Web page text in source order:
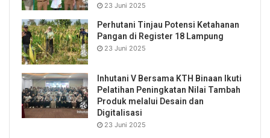
23 Juni 2025
Perhutani Tinjau Potensi Ketahanan
Pangan di Register 18 Lampung
23 Juni 2025
Inhutani V Bersama KTH Binaan Ikuti
Pelatihan Peningkatan Nilai Tambah
Produk melalui Desain dan
Digitalisasi
23 Juni 2025